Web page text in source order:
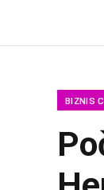
BIZNIS